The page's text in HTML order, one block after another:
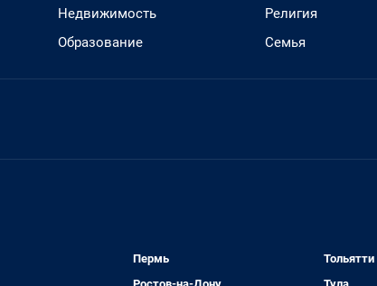
Недвижимость
Образование
Религия
Семья
Пермь
Тольятти